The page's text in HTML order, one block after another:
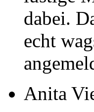
dabei.
echt
Anita